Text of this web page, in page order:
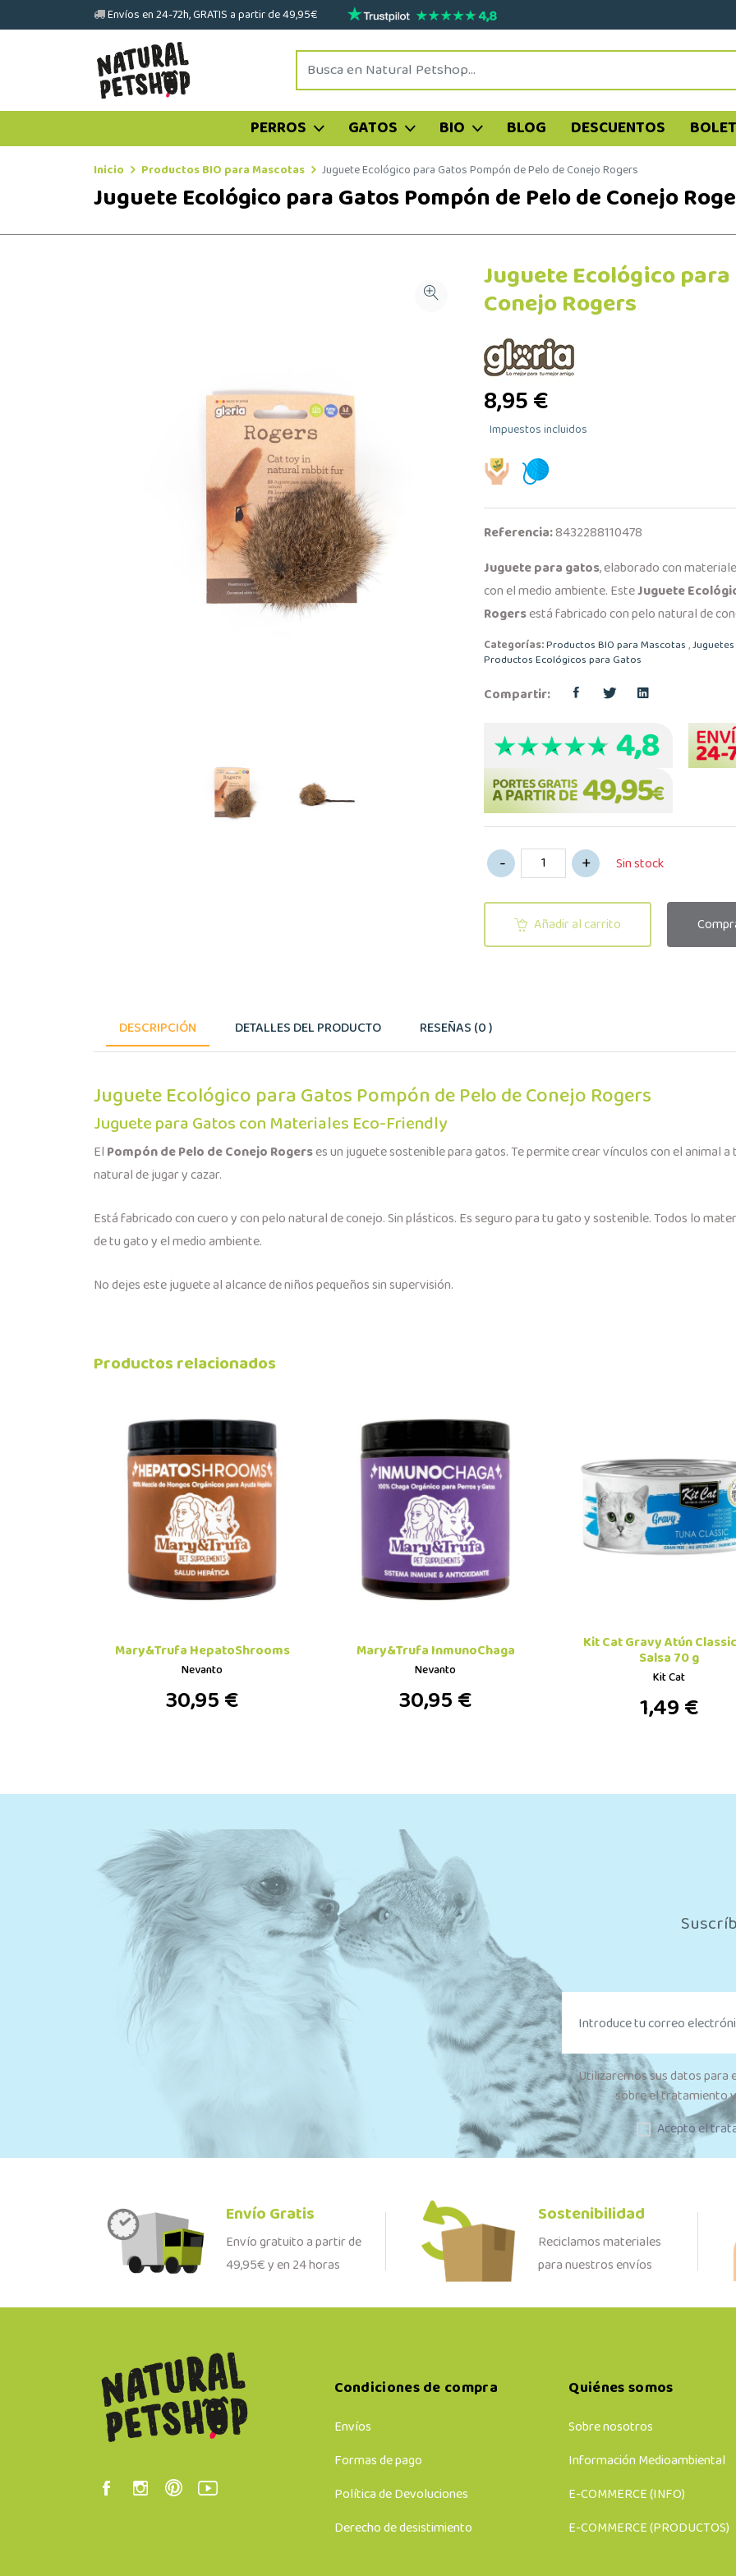
Envíos en 24-72h, GRATIS a partir de 49,95€
PERROS GATOS BIO BLOG DESCUENTOS
Inicio Productos BIO para Mascotas Juguete Ecológico para Gatos Pompón de Pelo de Conejo Rogers
Juguete Ecológico para Gatos Pompón de Pelo de Conejo
Juguete Ecológico
Conejo Rogers
8,95 €
Impuestos incluidos
Referencia:8432288110478
Juguete para gatos, elaborado con
con el medio ambiente. EsteJuguete
Rogersestá fabricado con pelo natural de
Categorías:Productos BIO para Mascotas,
Productos Ecológicos para Gatos
Compartir:
Sin stock
Añadir al carrito
DESCRIPCIÓN DETALLES DEL PRODUCTO RESEÑAS (0 )
Juguete Ecológico para Gatos Pompón de Pelo de Conejo Rogers
Juguete para Gatos con Materiales Eco-Friendly
ElPompón de Pelo de Conejo Rogerses un juguete sostenible para gatos. Te permite crear vínculos con el animal
natural de jugar y cazar.
Está fabricado con cuero y con pelo natural de conejo. Sin plásticos. Es seguro para tu gato y sostenible. Todos lo
de tu gato y el medio ambiente.
No dejes este juguete al alcance de niños pequeños sin supervisión.
Productos relacionados
Mary&Trufa HepatoShrooms
Nevanto
30,95 €
Mary&Trufa InmunoChaga
Nevanto
30,95 €
Kit Cat Gravy Atún
Salsa 70 g
Kit Cat
1,49 €
Utilizaremos sus datos
sobre el tratamiento
Acepto el
Envío Gratis
Envío gratuito a partir de
49,95€ y en 24 horas
Sostenibilidad
Reciclamos materiales
para nuestros envíos
Condiciones de compra
Envíos
Formas de pago
Política de Devoluciones
Derecho de desistimiento
Quiénes somos
Sobre nosotros
Información Medioambiental
E-COMMERCE (INFO)
E-COMMERCE (PRODUCTOS)